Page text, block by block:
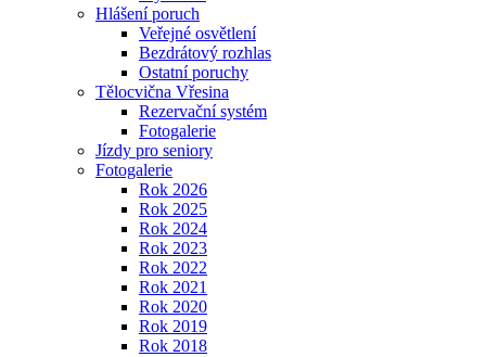
Hlášení poruch
Veřejné osvětlení
Bezdrátový rozhlas
Ostatní poruchy
Tělocvična Vřesina
Rezervační systém
Fotogalerie
Jízdy pro seniory
Fotogalerie
Rok 2026
Rok 2025
Rok 2024
Rok 2023
Rok 2022
Rok 2021
Rok 2020
Rok 2019
Rok 2018